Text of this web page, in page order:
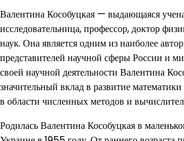
Валентина Кособуцкая — выдающаяся
исследовательница, профессор, доктор
наук. Она является одним из наиболее
представителей научной сферы России и
своей научной деятельности Валентина
значительный вклад в развитие
в области численных методов и
Родилась Валентина Кособуцкая в